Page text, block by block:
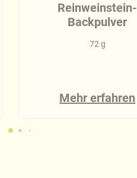
Reinweinstein-
Backpulver
72 g
Mehr erfahren